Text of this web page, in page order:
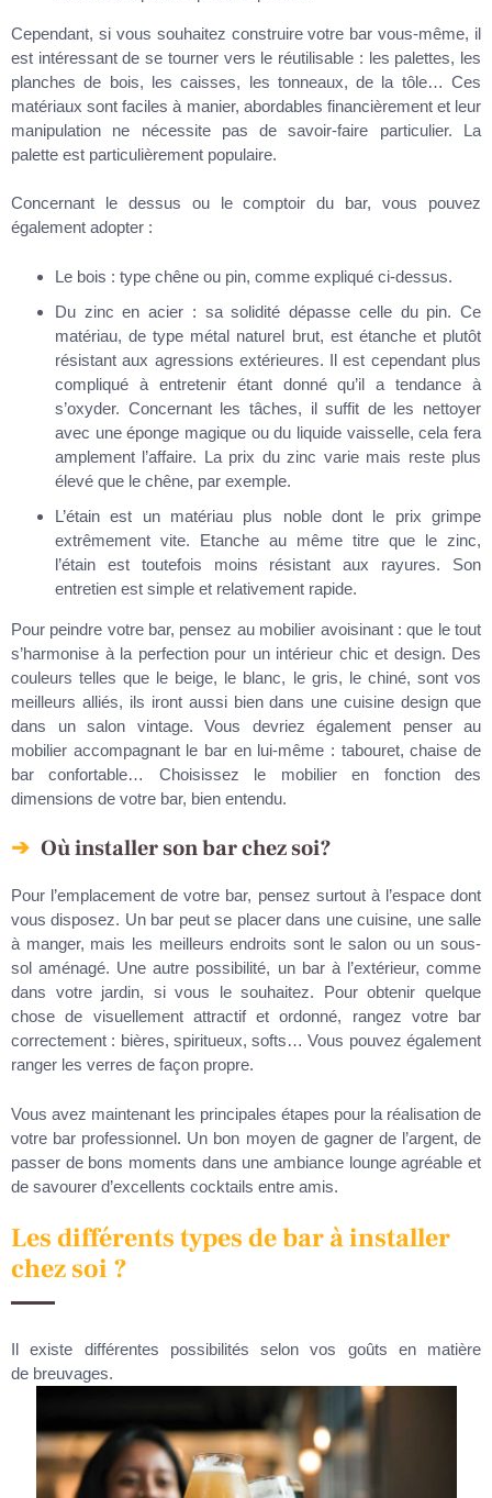
Cependant, si vous souhaitez construire votre bar vous-même, il
est intéressant de se tourner vers le réutilisable : les palettes, les
planches de bois, les caisses, les tonneaux, de la tôle… Ces
matériaux sont faciles à manier, abordables financièrement et leur
manipulation ne nécessite pas de savoir-faire particulier. La
palette est particulièrement populaire.
Concernant le dessus ou le comptoir du bar, vous pouvez
également adopter :
Le bois : type chêne ou pin, comme expliqué ci-dessus.
Du zinc en acier : sa solidité dépasse celle du pin. Ce
matériau, de type métal naturel brut, est étanche et plutôt
résistant aux agressions extérieures. Il est cependant plus
compliqué à entretenir étant donné qu’il a tendance à
s’oxyder. Concernant les tâches, il suffit de les nettoyer
avec une éponge magique ou du liquide vaisselle, cela fera
amplement l’affaire. La prix du zinc varie mais reste plus
élevé que le chêne, par exemple.
L’étain est un matériau plus noble dont le prix grimpe
extrêmement vite. Etanche au même titre que le zinc,
l’étain est toutefois moins résistant aux rayures. Son
entretien est simple et relativement rapide.
Pour peindre votre bar, pensez au mobilier avoisinant : que le tout
s’harmonise à la perfection pour un intérieur chic et design. Des
couleurs telles que le beige, le blanc, le gris, le chiné, sont vos
meilleurs alliés, ils iront aussi bien dans une cuisine design que
dans un salon vintage. Vous devriez également penser au
mobilier accompagnant le bar en lui-même : tabouret, chaise de
bar confortable… Choisissez le mobilier en fonction des
dimensions de votre bar, bien entendu.
Où installer son bar chez soi?
Pour l’emplacement de votre bar, pensez surtout à l’espace dont
vous disposez. Un bar peut se placer dans une cuisine, une salle
à manger, mais les meilleurs endroits sont le salon ou un sous-
sol aménagé. Une autre possibilité, un bar à l’extérieur, comme
dans votre jardin, si vous le souhaitez. Pour obtenir quelque
chose de visuellement attractif et ordonné, rangez votre bar
correctement : bières, spiritueux, softs… Vous pouvez également
ranger les verres de façon propre.
Vous avez maintenant les principales étapes pour la réalisation de
votre bar professionnel. Un bon moyen de gagner de l’argent, de
passer de bons moments dans une ambiance lounge agréable et
de savourer d’excellents cocktails entre amis.
Les différents types de bar à installer
chez soi ?
Il existe différentes possibilités selon vos goûts en matière
de breuvages.